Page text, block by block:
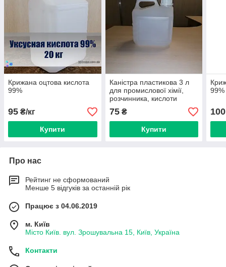
Крижана оцтова кислота
99%
95 ₴/кг
Купити
Каністра пластикова 3 л
для промислової хімії,
розчинника, кислоти
75₴
Купити
99%
100
Про нас
Рейтинг не сформований
Менше 5 відгуків за останній рік
Працює з 04.06.2019
м. Київ
Місто Київ. вул. Зрошувальна 15, Київ, Україна
Контакти